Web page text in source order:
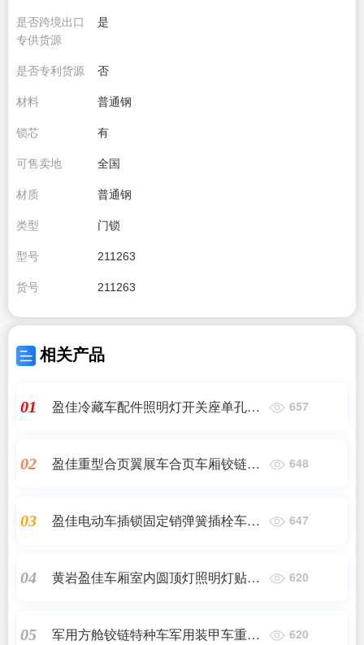
是否跨境出口
专供货源
是
是否专利货源 否
材料 普通钢
锁芯 有
可售卖地 全国
材质 普通钢
类型 门锁
型号 211263
货号 211263
相关产品
01
盈佳冷藏车配件照明灯开关座单孔双
657
02
盈佳重型合页翼展车合页车厢铰链冷
648
03
盈佳电动车插锁固定销弹簧插栓车厢
647
04
黄岩盈佳车厢室内圆顶灯照明灯贴片
620
05
军用方舱铰链特种车军用装甲车重型
620